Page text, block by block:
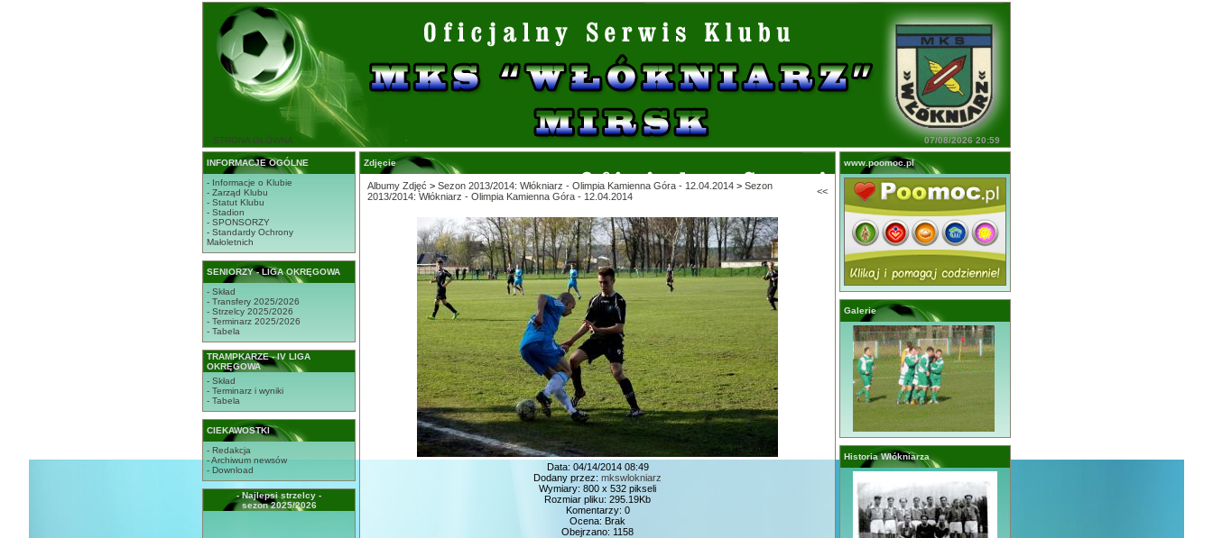
STRONA GŁÓWNA 07/08/2026 20:59
INFORMACJE OGÓLNE
- Informacje o Klubie
- Zarząd Klubu
- Statut Klubu
- Stadion
- SPONSORZY
- Standardy Ochrony
Małoletnich
SENIORZY - LIGA OKRĘGOWA
- Skład
- Transfery 2025/2026
- Strzelcy 2025/2026
- Terminarz 2025/2026
- Tabela
TRAMPKARZE - IV LIGA
OKRĘGOWA
- Skład
- Terminarz i wyniki
- Tabela
CIEKAWOSTKI
- Redakcja
- Archiwum newsów
- Download
- Najlepsi strzelcy -
sezon 2025/2026
Zdjęcie
Albumy Zdjęć > Sezon 2013/2014: Włókniarz - Olimpia Kamienna Góra - 12.04.2014 > Sezon
2013/2014: Włókniarz - Olimpia Kamienna Góra - 12.04.2014
<<
Data: 04/14/2014 08:49
Dodany przez: mkswlokniarz
Wymiary: 800 x 532 pikseli
Rozmiar pliku: 295.19Kb
Komentarzy: 0
Ocena: Brak
Obejrzano: 1158
www.poomoc.pl
Galerie
Historia Włókniarza